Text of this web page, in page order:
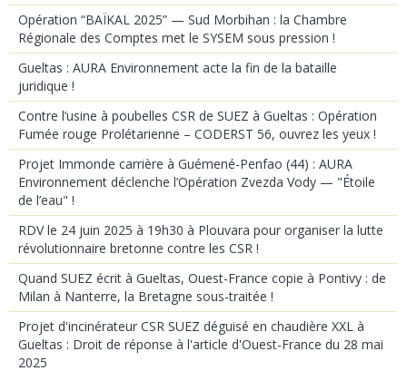
Opération “BAÏKAL 2025” — Sud Morbihan : la Chambre
Régionale des Comptes met le SYSEM sous pression !
Gueltas : AURA Environnement acte la fin de la bataille
juridique !
Contre l’usine à poubelles CSR de SUEZ à Gueltas : Opération
Fumée rouge Prolétarienne – CODERST 56, ouvrez les yeux !
Projet Immonde carrière à Guémené-Penfao (44) : AURA
Environnement déclenche l’Opération Zvezda Vody — "Étoile
de l’eau" !
RDV le 24 juin 2025 à 19h30 à Plouvara pour organiser la lutte
révolutionnaire bretonne contre les CSR !
Quand SUEZ écrit à Gueltas, Ouest-France copie à Pontivy : de
Milan à Nanterre, la Bretagne sous-traitée !
Projet d'incinérateur CSR SUEZ déguisé en chaudière XXL à
Gueltas : Droit de réponse à l'article d'Ouest-France du 28 mai
2025